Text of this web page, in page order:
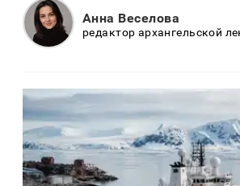
Анна Веселова
редактор архангельской